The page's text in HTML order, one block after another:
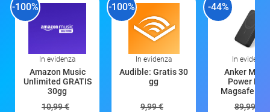
-100%
In evidenza
Amazon Music
Unlimited GRATIS
30gg
10,99 €
-100%
In evidenza
Audible: Gratis 30
gg
9,99 €
-44%
In evidenza
Anker
Power
Magsafe
89,99 €